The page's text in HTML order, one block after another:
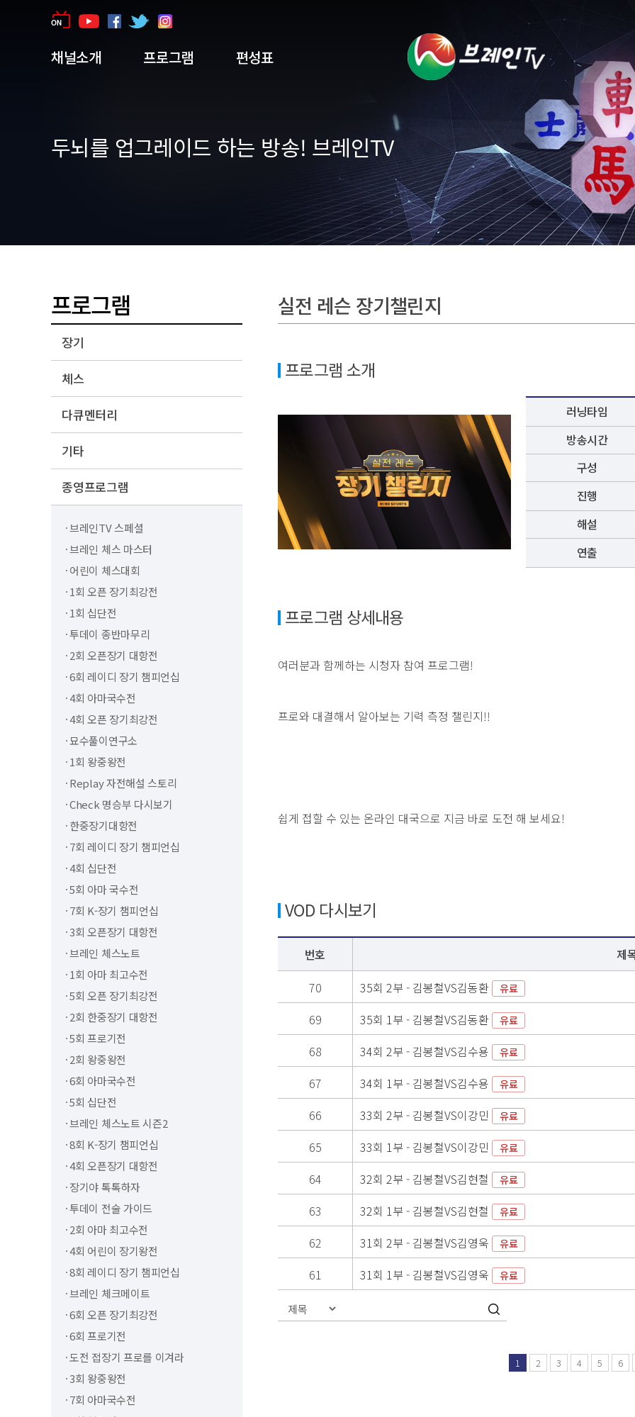
채널소개 프로그램 편성표
두뇌를 업그레이드 하는 방송! 브레인TV
프로그램
장기
체스
다큐멘터리
기타
종영프로그램
브레인TV 스페셜
브레인 체스 마스터
어린이 체스대회
1회 오픈 장기최강전
1회 십단전
투데이 종반마무리
2회 오픈장기 대항전
6회 레이디 장기 챔피언십
4회 아마국수전
4회 오픈 장기최강전
묘수풀이연구소
1회 왕중왕전
Replay 자전해설 스토리
Check 명승부 다시보기
한중장기대항전
7회 레이디 장기 챔피언십
4회 십단전
5회 아마 국수전
7회 K-장기 챔피언십
3회 오픈장기 대항전
브레인 체스노트
1회 아마 최고수전
5회 오픈 장기최강전
2회 한중장기 대항전
5회 프로기전
2회 왕중왕전
6회 아마국수전
5회 십단전
브레인 체스노트 시즌2
8회 K-장기 챔피언십
4회 오픈장기 대항전
장기야 톡톡하자
투데이 전술 가이드
2회 아마 최고수전
4회 어린이 장기왕전
8회 레이디 장기 챔피언십
브레인 체크메이트
6회 오픈 장기최강전
6회 프로기전
도전 접장기 프로를 이겨라
3회 왕중왕전
7회 아마국수전
실전 레슨 장기챌린지
프로그램 소개
러닝타임
방송시간
구성
진행
해설
연출
프로그램 상세내용
여러분과 함께하는 시청자 참여 프로그램!
프로와 대결해서 알아보는 기력 측정 챌린지!!
쉽게 접할 수 있는 온라인 대국으로 지금 바로 도전 해 보세요!
VOD 다시보기
번호
제
70
35회 2부 - 김봉철VS김동환 유료
69 35회 1부 - 김봉철VS김동환 유료
68 34회 2부 - 김봉철VS김수용 유료
67 34회 1부 - 김봉철VS김수용 유료
66 33회 2부 - 김봉철VS이강민 유료
65 33회 1부 - 김봉철VS이강민 유료
64 32회 2부 - 김봉철VS김현철 유료
63 32회 1부 - 김봉철VS김현철 유료
62 31회 2부 - 김봉철VS김영욱 유료
61 31회 1부 - 김봉철VS김영욱 유료
1 2 3 4 5 6